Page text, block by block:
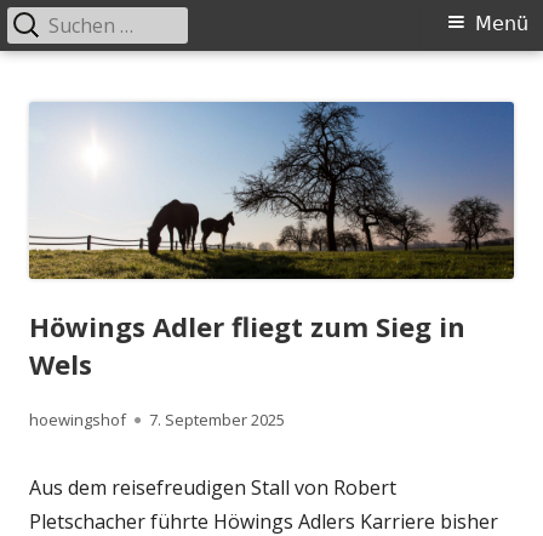
zum
Primäres
Menü
Suchen
nach:
Höwings Adler fliegt zum Sieg in
Wels
Autor
hoewingshof
Veröffentlicht
7. September 2025
Aus dem reisefreudigen Stall von Robert
Pletschacher führte Höwings Adlers Karriere bisher